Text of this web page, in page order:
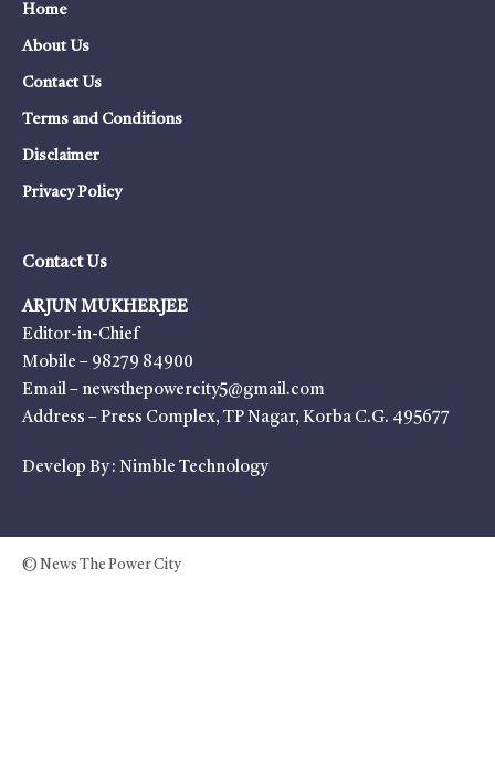
Home
About Us
Contact Us
Terms and Conditions
Disclaimer
Privacy Policy
Contact Us
ARJUN MUKHERJEE
Editor-in-Chief
Mobile – 98279 84900
Email – newsthepowercity5@gmail.com
Address – Press Complex, TP Nagar, Korba C.G. 495677
Develop By : Nimble Technology
© News The Power City